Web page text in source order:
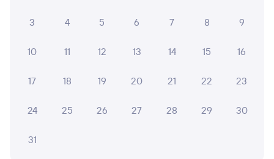
от 1 ⁠463 ⁠₽ 1 ⁠834 ⁠₽
Найдём билет на поезд за вас
3 4 5 6 7 8 9
10 11 12 13 14 15 16
17 18 19 20 21 22 23
24 25 26 27 28 29 30
31